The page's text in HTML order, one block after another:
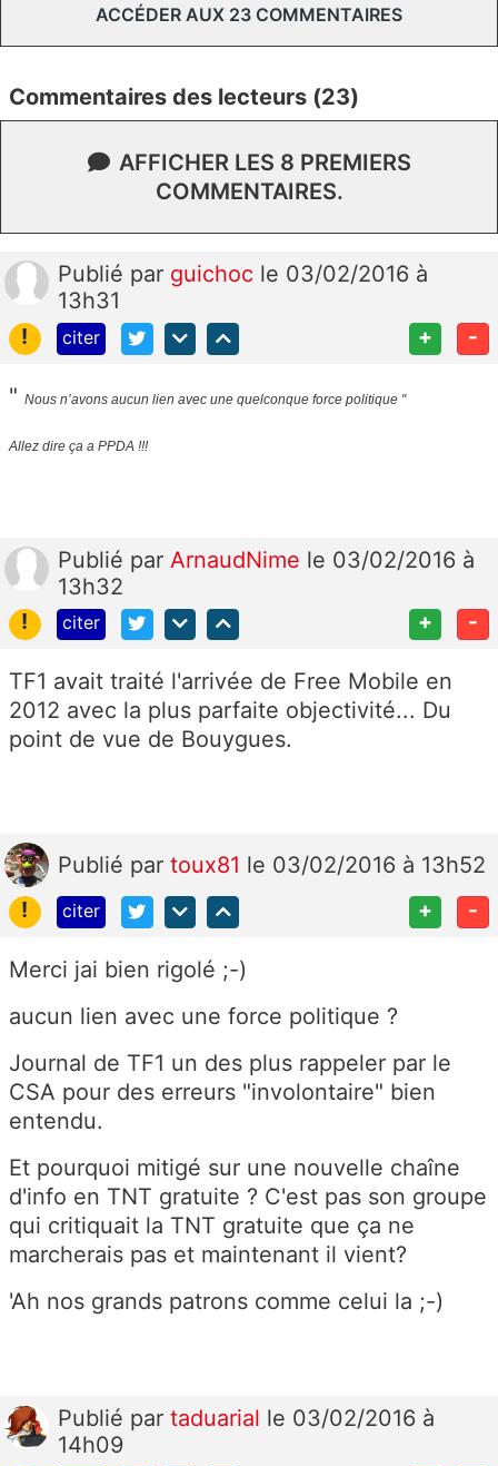
ACCÉDER AUX 23 COMMENTAIRES
Commentaires des lecteurs (23)
AFFICHER LES 8 PREMIERS
COMMENTAIRES.
Publié par guichoc le 03/02/2016 à
13h31
!
citer + -
" Nous n’avons aucun lien avec une quelconque force politique "
Allez dire ça a PPDA !!!
Publié par ArnaudNime le 03/02/2016 à
13h32
!
citer + -
TF1 avait traité l'arrivée de Free Mobile en
2012 avec la plus parfaite objectivité... Du
point de vue de Bouygues.
Publié par toux81 le 03/02/2016 à 13h52
!
citer + -
Merci jai bien rigolé ;-)
aucun lien avec une force politique ?
Journal de TF1 un des plus rappeler par le
CSA pour des erreurs "involontaire" bien
entendu.
Et pourquoi mitigé sur une nouvelle chaîne
d'info en TNT gratuite ? C'est pas son groupe
qui critiquait la TNT gratuite que ça ne
marcherais pas et maintenant il vient?
'Ah nos grands patrons comme celui la ;-)
Publié par taduarial le 03/02/2016 à
14h09